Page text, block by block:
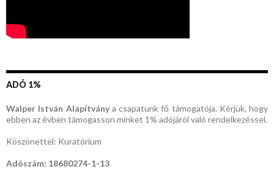
ADÓ 1%
Walper István Alapítványa csapatunk fő támogatója. Kérjük, hogy
ebben az évben támogasson minket 1% adójáról való rendelkezéssel.
Köszönettel: Kuratórium
Adószám: 18680274-1-13